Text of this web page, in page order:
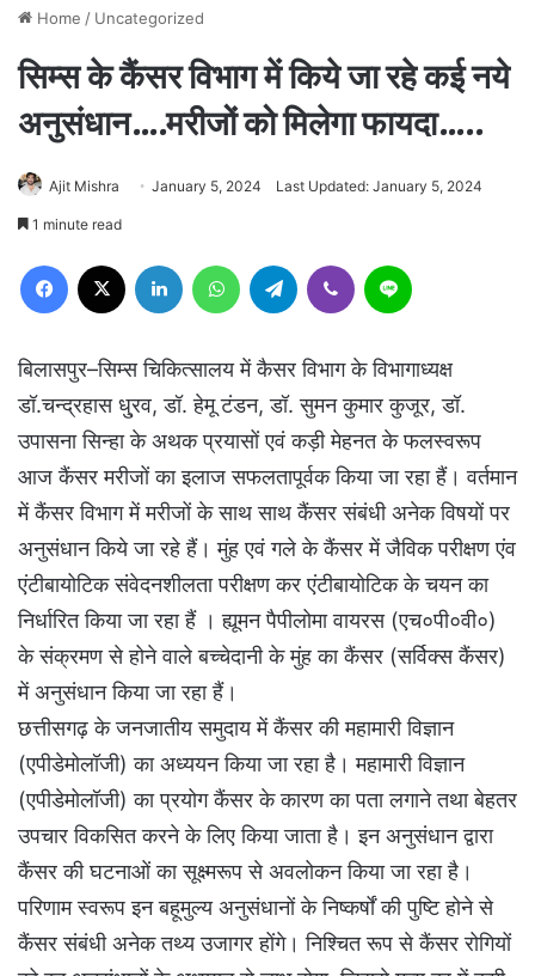
Home / Uncategorized
सिम्स के कैंसर विभाग में किये जा रहे कई नये
अनुसंधान….मरीजों को मिलेगा फायदा…..
Ajit Mishra January 5, 2024 Last Updated: January 5, 2024
1 minute read
Facebook LinkedIn WhatsAppTelegram Viber
बिलासपुर–सिम्स चिकित्सालय में कैसर विभाग के विभागाध्यक्ष
डॉ.चन्द्रहास धु्रव, डॉ. हेमू टंडन, डॉ. सुमन कुमार कुजूर, डॉ.
उपासना सिन्हा के अथक प्रयासों एवं कड़ी मेहनत के फलस्वरूप
आज कैंसर मरीजों का इलाज सफलतापूर्वक किया जा रहा हैं। वर्तमान
में कैंसर विभाग में मरीजों के साथ साथ कैंसर संबंधी अनेक विषयों पर
अनुसंधान किये जा रहे हैं। मुंह एवं गले के कैंसर में जैविक परीक्षण एंव
एंटीबायोटिक संवेदनशीलता परीक्षण कर एंटीबायोटिक के चयन का
निर्धारित किया जा रहा हैं । ह्यूमन पैपीलोमा वायरस (एच०पी०वी०)
के संक्रमण से होने वाले बच्चेदानी के मुंह का कैंसर (सर्विक्स कैंसर)
में अनुसंधान किया जा रहा हैं।
छत्तीसगढ़ के जनजातीय समुदाय में कैंसर की महामारी विज्ञान
(एपीडेमोलॉजी) का अध्ययन किया जा रहा है। महामारी विज्ञान
(एपीडेमोलॉजी) का प्रयोग कैंसर के कारण का पता लगाने तथा बेहतर
उपचार विकसित करने के लिए किया जाता है। इन अनुसंधान द्वारा
कैंसर की घटनाओं का सूक्ष्मरूप से अवलोकन किया जा रहा है।
परिणाम स्वरूप इन बहूमुल्य अनुसंधानों के निष्कर्षों की पुष्टि होने से
कैंसर संबंधी अनेक तथ्य उजागर होंगे। निश्चित रूप से कैंसर रोगियों